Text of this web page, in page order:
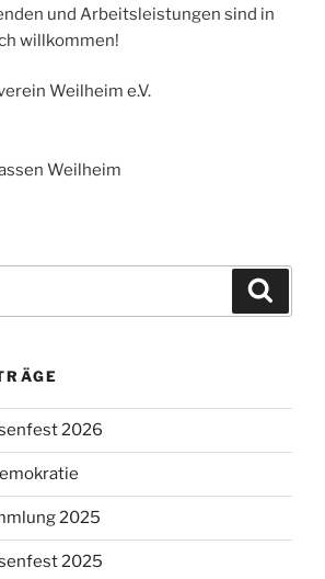
und Arbeitsleistungen sind in
willkommen!
Weilheim e.V.
Weilheim
2026
2025
2025